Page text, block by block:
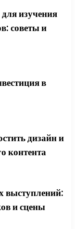
изучения
советы и
в
дизайн и
контента
выступлений:
и сцены